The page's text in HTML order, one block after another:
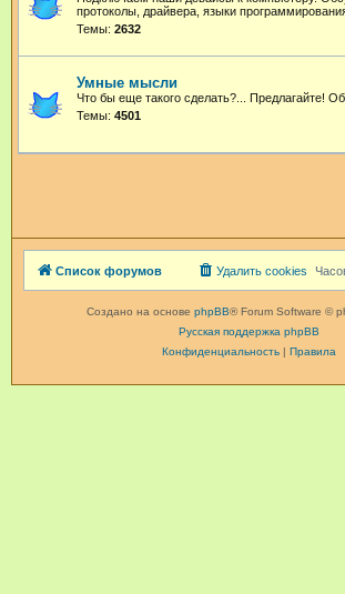
протоколы, драйвера, языки
Темы: 2632
Умные мысли
Что бы еще такого сделать?... Предлагайте!
Темы: 4501
Список форумов Удалить cookies
Создано на основе phpBB® Forum Software ©
Русская поддержка phpBB
Конфиденциальность| Правила